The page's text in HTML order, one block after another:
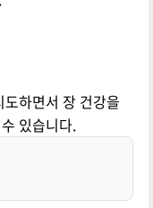
하면서 장 건강을
있습니다.